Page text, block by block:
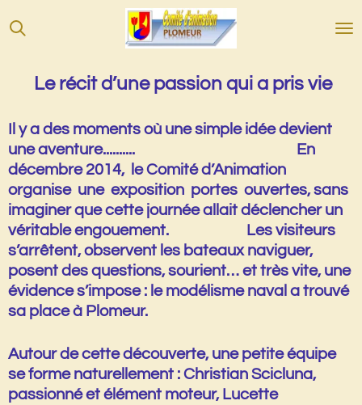
au
principalLe récit d’une passion qui a pris vie
Il y a des moments où une simple idée devient
une aventure.......... En
décembre 2014, le Comité d’Animation
organise une exposition portes ouvertes, sans
imaginer que cette journée allait déclencher un
véritable engouement. Les visiteurs
s’arrêtent, observent les bateaux naviguer,
posent des questions, sourient… et très vite, une
évidence s’impose : le modélisme naval a trouvé
sa place à Plomeur.
Autour de cette découverte, une petite équipe
se forme naturellement :Christian Scicluna,
passionné et élément moteur, Lucette